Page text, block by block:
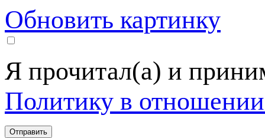
Обновить картинку
Я прочитал(а) и
Политику в